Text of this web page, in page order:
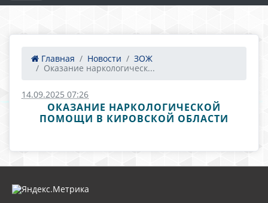
Главная Новости
ЗОЖ
Оказание наркологическ...
14.09.2025 07:26
ОКАЗАНИЕ НАРКОЛОГИЧЕСКОЙ
ПОМОЩИ В КИРОВСКОЙ ОБЛАСТИ